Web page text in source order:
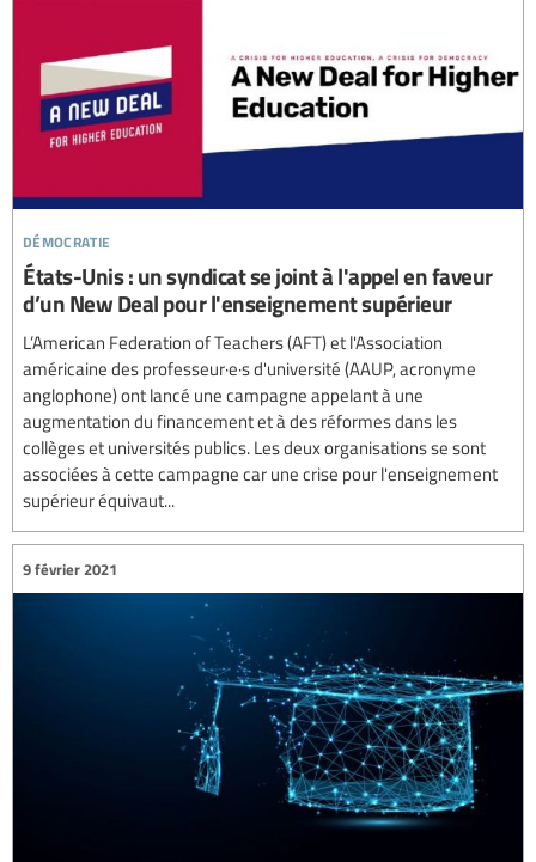
démocratie
États-Unis : un syndicat se joint à l'appel en faveur
d’un New Deal pour l'enseignement supérieur
L’American Federation of Teachers (AFT) et l'Association
américaine des professeur·e·s d'université (AAUP, acronyme
anglophone) ont lancé une campagne appelant à une
augmentation du financement et à des réformes dans les
collèges et universités publics. Les deux organisations se sont
associées à cette campagne car une crise pour l'enseignement
supérieur équivaut...
9 février 2021